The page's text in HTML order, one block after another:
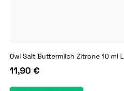
Owl Salt Buttermilch Zitrone 10 ml
11,90 €